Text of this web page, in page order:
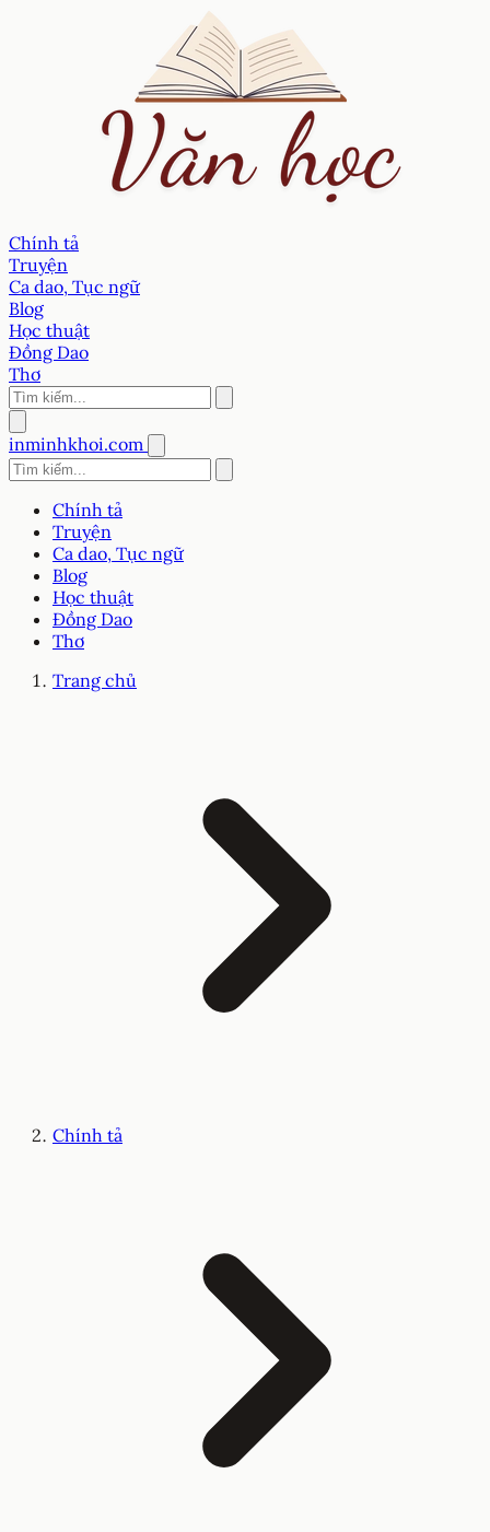
Chính tả
Truyện
Ca dao, Tục ngữ
Blog
Học thuật
Đồng Dao
Thơ
inminhkhoi.com
Chính tả
Truyện
Ca dao, Tục ngữ
Blog
Học thuật
Đồng Dao
Thơ
Trang chủ
Chính tả